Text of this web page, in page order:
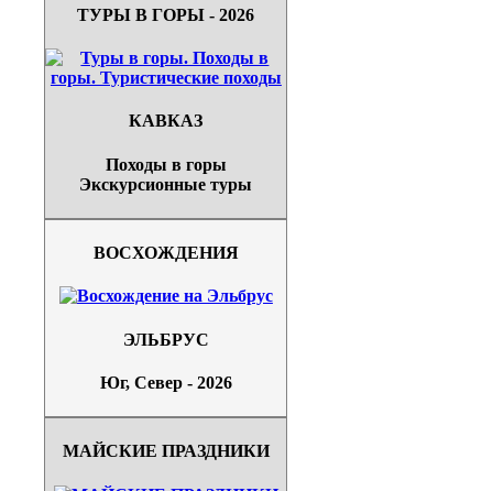
ТУРЫ В ГОРЫ - 2026
КАВКАЗ
Походы в горы
Экскурсионные туры
ВОСХОЖДЕНИЯ
ЭЛЬБРУС
Юг, Север - 2026
МАЙСКИЕ ПРАЗДНИКИ